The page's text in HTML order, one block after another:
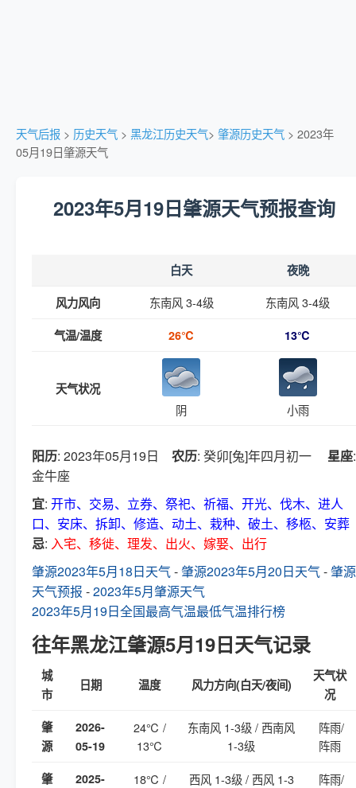
天气后报 > 历史天气 > 黑龙江历史天气> 肇源历史天气 > 2023年
05月19日肇源天气
2023年5月19日肇源天气预报查询
白天 夜晚
风力风向 东南风 3-4级 东南风 3-4级
气温/温度 26℃ 13℃
天气状况
阴 小雨
阳历: 2023年05月19日 农历: 癸卯[兔]年四月初一 星座:
金牛座
宜: 开市、交易、立券、祭祀、祈福、开光、伐木、进人
口、安床、拆卸、修造、动土、栽种、破土、移柩、安葬
忌: 入宅、移徙、理发、出火、嫁娶、出行
肇源2023年5月18日天气-肇源2023年5月20日天气-肇源
天气预报 -2023年5月肇源天气
2023年5月19日全国最高气温最低气温排行榜
往年黑龙江肇源5月19日天气记录
城
市
日期 温度 风力方向(白天/夜间)
天气状
况
肇
源
2026-
05-19
24℃ /
13℃
东南风 1-3级 / 西南风
1-3级
阵雨/
阵雨
肇
2025-
18℃ /
西风 1-3级 / 西风 1-3
阵雨/